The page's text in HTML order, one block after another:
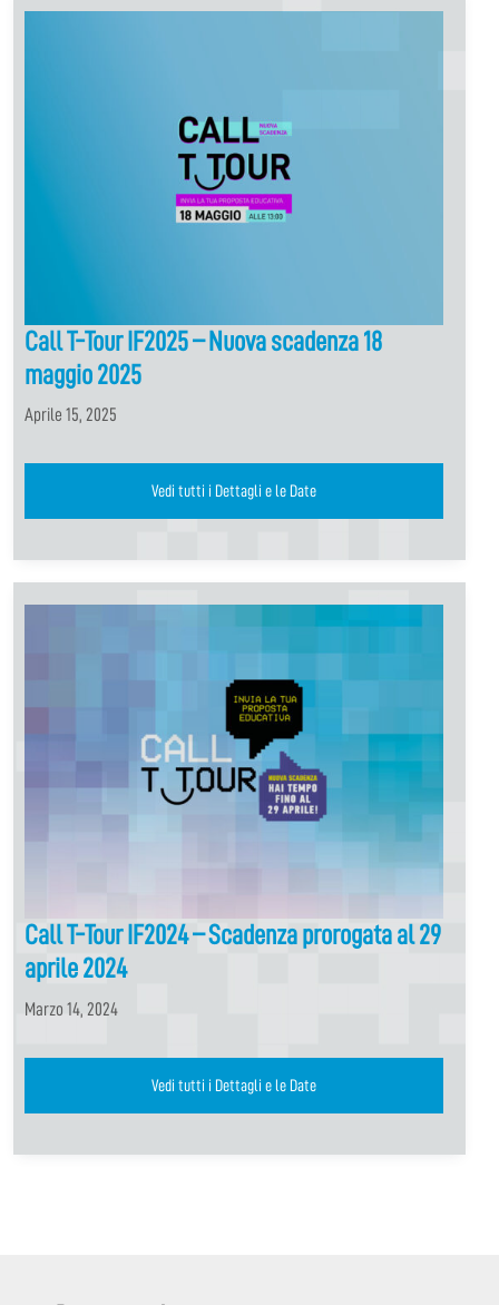
Call T-Tour IF2025 – Nuova scadenza 18
maggio 2025
Aprile 15, 2025
Vedi tutti i Dettagli e le Date
Call T-Tour IF2024 – Scadenza prorogata al 29
aprile 2024
Marzo 14, 2024
Vedi tutti i Dettagli e le Date